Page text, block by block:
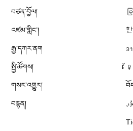
བཙན་བྱོལ།
འཛམ་གླིང༌།
རྒྱ་དཀར་ནག
སྤྱི་ཚོགས།
གསར་འགྱུར།
བརྙན།
ລ
ខ្